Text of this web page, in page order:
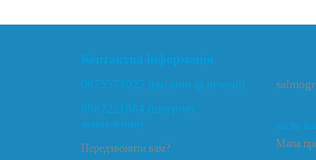
Контактна інформація
0675574025 (магазин фізичний)
0987221884 (інтернет
замовлення)
Передзвонити вам?
місто
Мапа